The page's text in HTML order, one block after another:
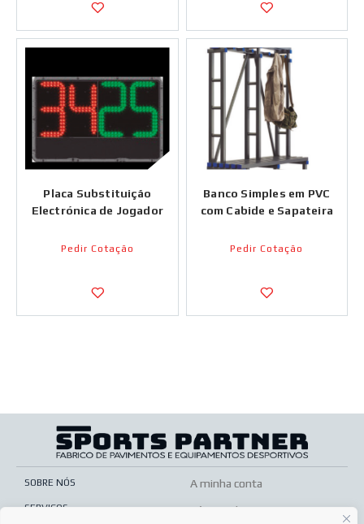
Placa Substituição
Electrónica de Jogador
Pedir Cotação
Banco Simples em PVC
com Cabide e Sapateira
Pedir Cotação
SOBRE NÓS
SERVIÇOS
A minha conta
Pós-venda